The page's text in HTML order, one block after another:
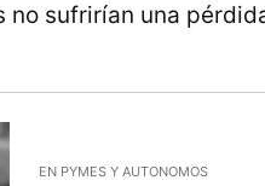
no sufrirían una
EN PYMES Y AUTONOMOS